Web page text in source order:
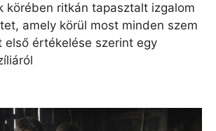
körében ritkán tapasztalt izgalom
amely körül most minden szem
első értékelése szerint egy